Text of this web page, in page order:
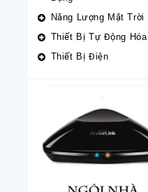
Năng Lượng Mặt Trời
Thiết Bị Tự Động Hóa
Thiết Bị Điện